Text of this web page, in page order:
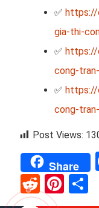
✅ https://
gia-thi-
✅ https://
cong-
✅ https://
cong-
Post Views:
Share
Reddit